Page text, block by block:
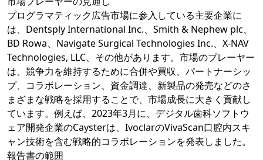
プログラマティック広告市場に参入している主要企業に
は、Dentsply International Inc.、Smith & Nephew plc、
BD Rowa、Navigate Surgical Technologies Inc.、X-NAV
Technologies, LLC、その他があります。市場のプレーヤー
は、競争力を維持するために合併や買収、パートナーシッ
プ、コラボレーション、資金調達、新製品の発売などのさ
まざまな戦略を採用することで、市場成長に大きく貢献し
ています。例えば、2023年3月に、デジタル歯科ソフトウ
ェア開発企業のCaysterは、IvoclarのVivaScan口腔内スキ
ャン技術を含む戦略的コラボレーションを発表しました。
報告書の範囲